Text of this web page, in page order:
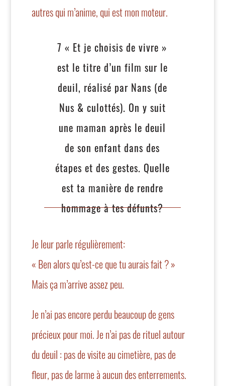
autres qui m’anime, qui est mon moteur.
7 « Et je choisis de vivre »
est le titre d’un film sur le
deuil, réalisé par Nans (de
Nus & culottés). On y suit
une maman après le deuil
de son enfant dans des
étapes et des gestes. Quelle
est ta manière de rendre
hommage à tes défunts?
Je leur parle régulièrement:
« Ben alors qu’est-ce que tu aurais fait ? »
Mais ça m’arrive assez peu.
Je n’ai pas encore perdu beaucoup de gens
précieux pour moi. Je n’ai pas de rituel autour
du deuil : pas de visite au cimetière, pas de
fleur, pas de larme à aucun des enterrements.